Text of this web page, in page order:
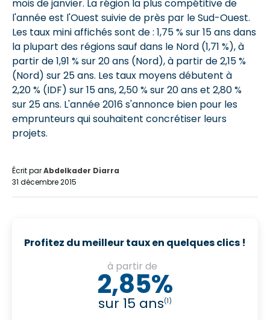
mois de janvier. La région la plus compétitive de
l'année est l'Ouest suivie de près par le Sud-Ouest.
Les taux mini affichés sont de : 1,75 % sur 15 ans dans
la plupart des régions sauf dans le Nord (1,71 %), à
partir de 1,91 % sur 20 ans (Nord), à partir de 2,15 %
(Nord) sur 25 ans. Les taux moyens débutent à
2,20 % (IDF) sur 15 ans, 2,50 % sur 20 ans et 2,80 %
sur 25 ans. L'année 2016 s'annonce bien pour les
emprunteurs qui souhaitent concrétiser leurs
projets.
Écrit parAbdelkader Diarra
31 décembre 2015
Profitez du meilleur taux en quelques clics !
à partir de
2,85%
sur 15 ans(1)